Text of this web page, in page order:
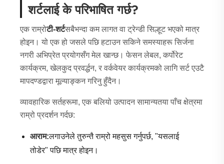
शर्टलाई के परिभाषित गर्छ?
एक राम्रोटी-शर्टसबैभन्दा कम लागत वा ट्रेन्डी सिल्हूट भएको मात्र
होइन। यो एक हो जसले पछि हटाउन सकिने समस्याहरू सिर्जना
नगरी अभिप्रेत प्रयोगसँग मेल खान्छ। फेसन लेबल, कर्पोरेट
कार्यक्रम, खेलकुद प्रवर्द्धन, र वर्कवेयर कार्यक्रमको लागि सर्ट एउटै
मापदण्डद्वारा मूल्याङ्कन गरिनु हुँदैन।
व्यावहारिक सर्तहरूमा, एक बलियो उत्पादन सामान्यतया पाँच क्षेत्रमा
राम्रो प्रदर्शन गर्दछ:
आराम:लगाउनेले तुरुन्तै राम्रो महसुस गर्नुपर्छ, "यसलाई
तोडेर" पछि मात्र होइन।